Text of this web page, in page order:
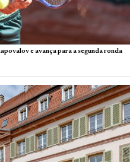
e avança para a segunda ronda